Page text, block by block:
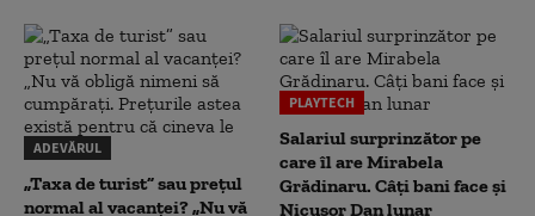
ADEVĂRUL
„Taxa de turist” sau prețul
normal al vacanței? „Nu vă
PLAYTECH
Salariul surprinzător pe
care îl are Mirabela
Grădinaru. Câţi bani face şi
Nicuşor Dan lunar